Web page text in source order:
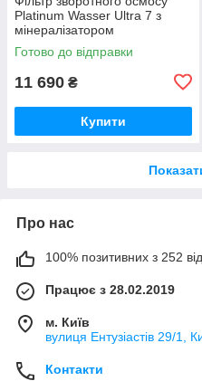
Platinum Wasser Ultra 7 з
мінералізатором
Готово до відправки
11 690 ₴
Купити
Про нас
100% позитивних з 252
Працює з 28.02.2019
м. Київ
вулиця Ентузіастів 29/1,
Контакти